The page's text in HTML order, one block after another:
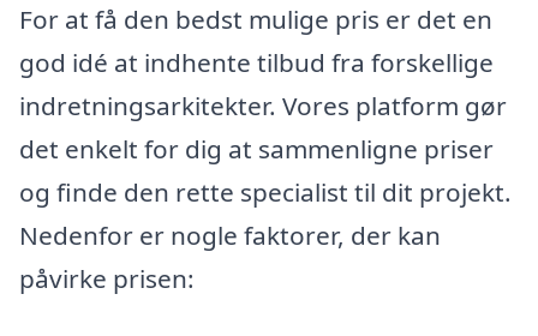
For at få den bedst mulige pris er det en
god idé at indhente tilbud fra forskellige
indretningsarkitekter. Vores platform gør
det enkelt for dig at sammenligne priser
og finde den rette specialist til dit projekt.
Nedenfor er nogle faktorer, der kan
påvirke prisen: